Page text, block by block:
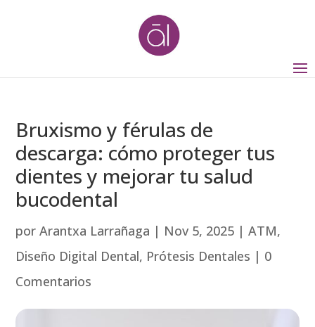
Bruxismo y férulas de
descarga: cómo proteger tus
dientes y mejorar tu salud
bucodental
porArantxa Larrañaga | Nov 5, 2025 |ATM,
Diseño Digital Dental, Prótesis Dentales | 0
Comentarios